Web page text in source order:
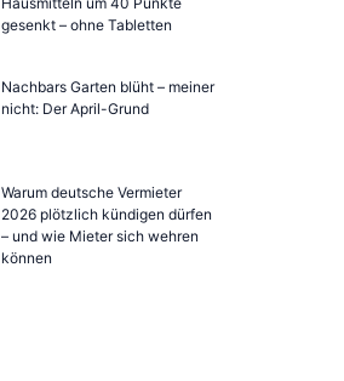
gesenkt – ohne Tabletten
Nachbars Garten blüht – meiner
nicht: Der April-Grund
Warum deutsche Vermieter
2026 plötzlich kündigen dürfen
– und wie Mieter sich wehren
können